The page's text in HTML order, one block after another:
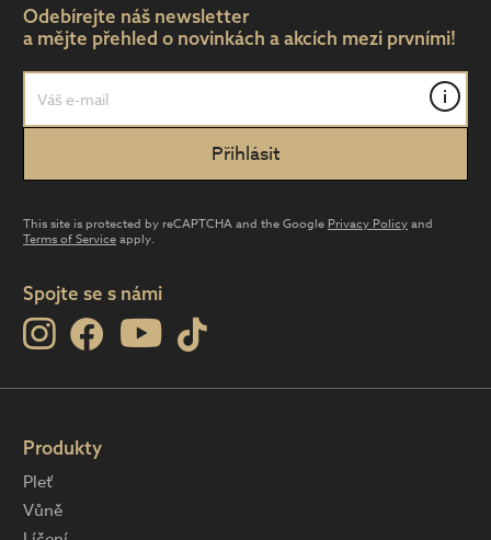
Odebírejte náš newsletter
a mějte přehled o novinkách a akcích mezi prvními!
i
This site is protected by reCAPTCHA and the Google Privacy Policyand
Terms of Serviceapply.
Spojte se s námi
Produkty
Pleť
Vůně